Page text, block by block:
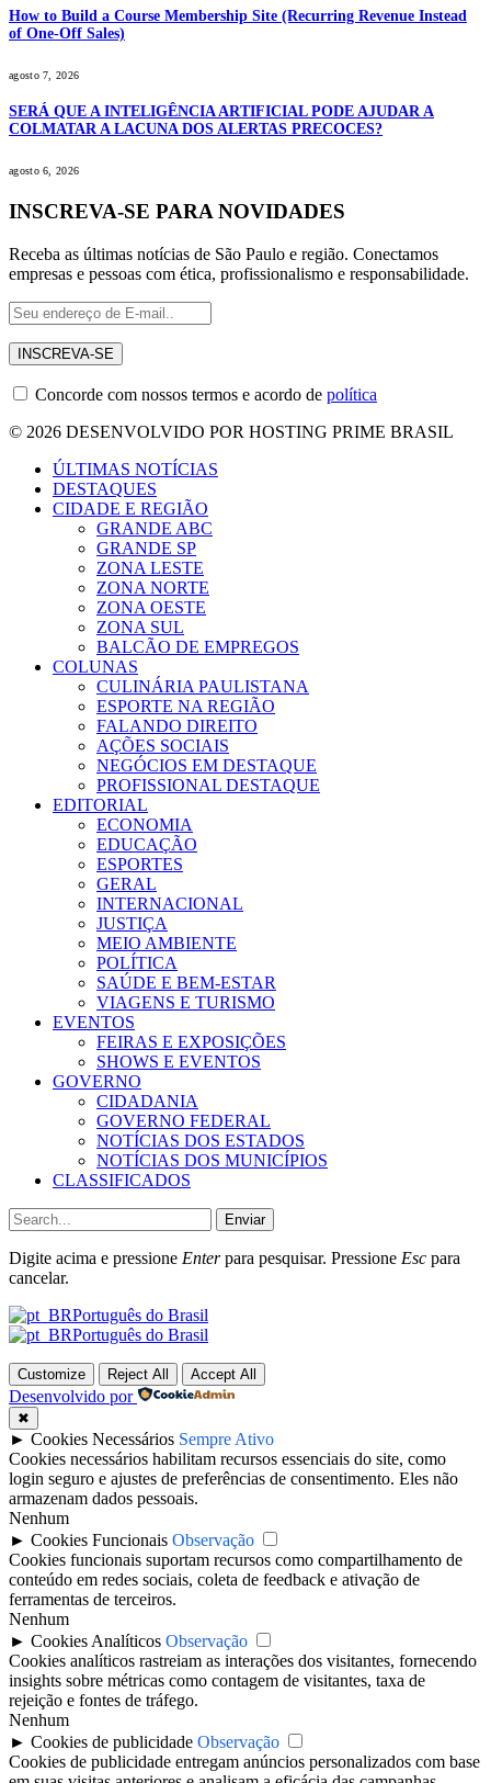
How to Build a Course Membership Site (Recurring Revenue Instead
of One-Off Sales)
agosto 7, 2026
SERÁ QUE A INTELIGÊNCIA ARTIFICIAL PODE AJUDAR A
COLMATAR A LACUNA DOS ALERTAS PRECOCES?
agosto 6, 2026
INSCREVA-SE PARA NOVIDADES
Receba as últimas notícias de São Paulo e região. Conectamos
empresas e pessoas com ética, profissionalismo e responsabilidade.
Concorde com nossos termos e acordo de política
© 2026 DESENVOLVIDO POR HOSTING PRIME BRASIL
ÚLTIMAS NOTÍCIAS
DESTAQUES
CIDADE E REGIÃO
GRANDE ABC
GRANDE SP
ZONA LESTE
ZONA NORTE
ZONA OESTE
ZONA SUL
BALCÃO DE EMPREGOS
COLUNAS
CULINÁRIA PAULISTANA
ESPORTE NA REGIÃO
FALANDO DIREITO
AÇÕES SOCIAIS
NEGÓCIOS EM DESTAQUE
PROFISSIONAL DESTAQUE
EDITORIAL
ECONOMIA
EDUCAÇÃO
ESPORTES
GERAL
INTERNACIONAL
JUSTIÇA
MEIO AMBIENTE
POLÍTICA
SAÚDE E BEM-ESTAR
VIAGENS E TURISMO
EVENTOS
FEIRAS E EXPOSIÇÕES
SHOWS E EVENTOS
GOVERNO
CIDADANIA
GOVERNO FEDERAL
NOTÍCIAS DOS ESTADOS
NOTÍCIAS DOS MUNICÍPIOS
CLASSIFICADOS
Enviar
Digite acima e pressione Enterpara pesquisar. Pressione Esc para
cancelar.
Português do Brasil
Português do Brasil
Customize Reject All Accept All
Desenvolvido por
✖
► Cookies Necessários Sempre Ativo
Cookies necessários habilitam recursos essenciais do site, como
login seguro e ajustes de preferências de consentimento. Eles não
armazenam dados pessoais.
Nenhum
► Cookies Funcionais Observação
Cookies funcionais suportam recursos como compartilhamento de
conteúdo em redes sociais, coleta de feedback e ativação de
ferramentas de terceiros.
Nenhum
► Cookies Analíticos Observação
Cookies analíticos rastreiam as interações dos visitantes, fornecendo
insights sobre métricas como contagem de visitantes, taxa de
rejeição e fontes de tráfego.
Nenhum
► Cookies de publicidade Observação
Cookies de publicidade entregam anúncios personalizados com base